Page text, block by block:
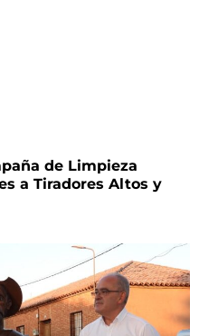
de Limpieza
a Tiradores Altos y